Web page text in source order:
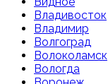
Владивосток
Владимир
Волгоград
Волоколамск
Вологда